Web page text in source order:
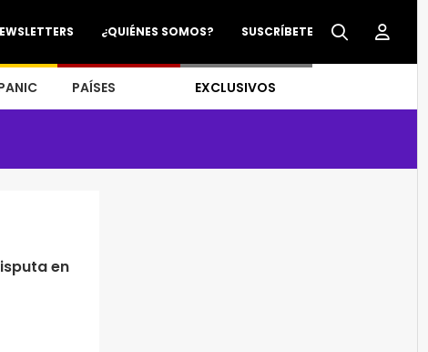
SUSCRÍBETE
¿QUIÉNES SOMOS?
PAÍSES EXCLUSIVOS
en